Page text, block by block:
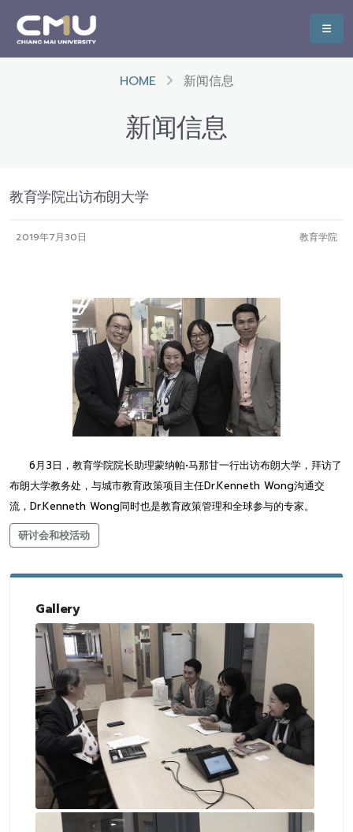
HOME 新闻信息
新闻信息
教育学院出访布朗大学
2019年7月30日 教育学院
6月3日，教育学院院长助理蒙纳帕•马那甘一行出访布朗大学，拜访了
布朗大学教务处，与城市教育政策项目主任Dr.Kenneth Wong沟通交
流，Dr.Kenneth Wong同时也是教育政策管理和全球参与的专家。
研讨会和校活动
Gallery